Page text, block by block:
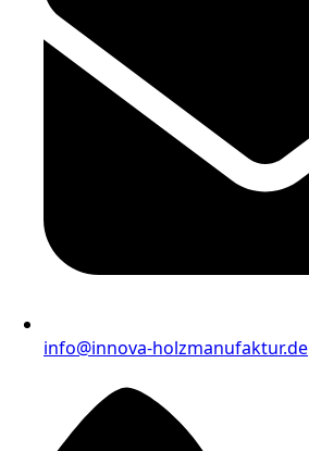
info@innova-holzmanufaktur.de